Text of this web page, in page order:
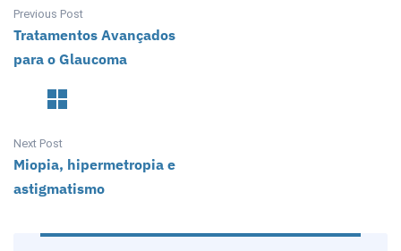
Previous Post
Tratamentos Avançados
para o Glaucoma
Next Post
Miopia, hipermetropia e
astigmatismo